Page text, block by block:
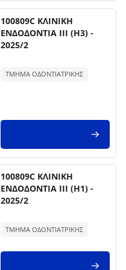
Kurs görseli
Kurs Adı
100809C ΚΛΙΝΙΚΗ
ΕΝΔΟΔΟΝΤΙΑ ΙΙΙ (Η3) -
2025/2
ΤΜΗΜΑ ΟΔΟΝΤΙΑΤΡΙΚΗΣ
Kurs görseli
Kurs Adı
100809C ΚΛΙΝΙΚΗ
ΕΝΔΟΔΟΝΤΙΑ ΙΙΙ (Η1) -
2025/2
ΤΜΗΜΑ ΟΔΟΝΤΙΑΤΡΙΚΗΣ